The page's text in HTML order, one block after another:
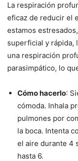
La respiración
eficaz de reducir el
estamos
superficial y rápida,
una respiración
parasimpático, lo
Cómo hacerlo:
cómoda. Inhala
pulmones por
la boca. Intenta
el aire durante 4
hasta 6.